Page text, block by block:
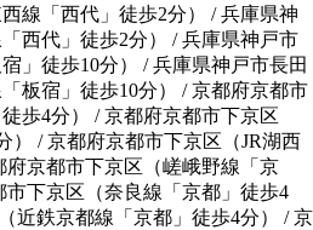
線「西代」徒歩2分） / 兵庫県神
西代」徒歩2分） / 兵庫県神戸市
」徒歩10分） / 兵庫県神戸市長田
板宿」徒歩10分） / 京都府京都市
歩4分） / 京都府京都市下京区
） / 京都府京都市下京区（JR湖西
京都市下京区（嵯峨野線「京
下京区（奈良線「京都」徒歩4
近鉄京都線「京都」徒歩4分） / 京